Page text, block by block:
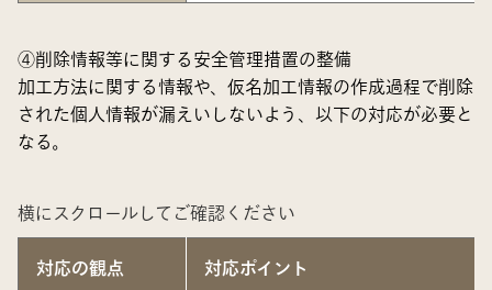
④削除情報等に関する安全管理措置の整備
加工方法に関する情報や、仮名加工情報の作成過程で削除
された個人情報が漏えいしないよう、以下の対応が必要と
なる。
横にスクロールしてご確認ください
対応の観点 対応ポイント